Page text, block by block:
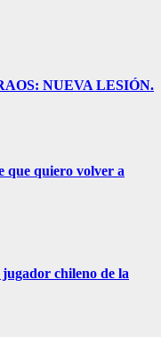
NUEVA LESIÓN.
que quiero volver a
chileno de la